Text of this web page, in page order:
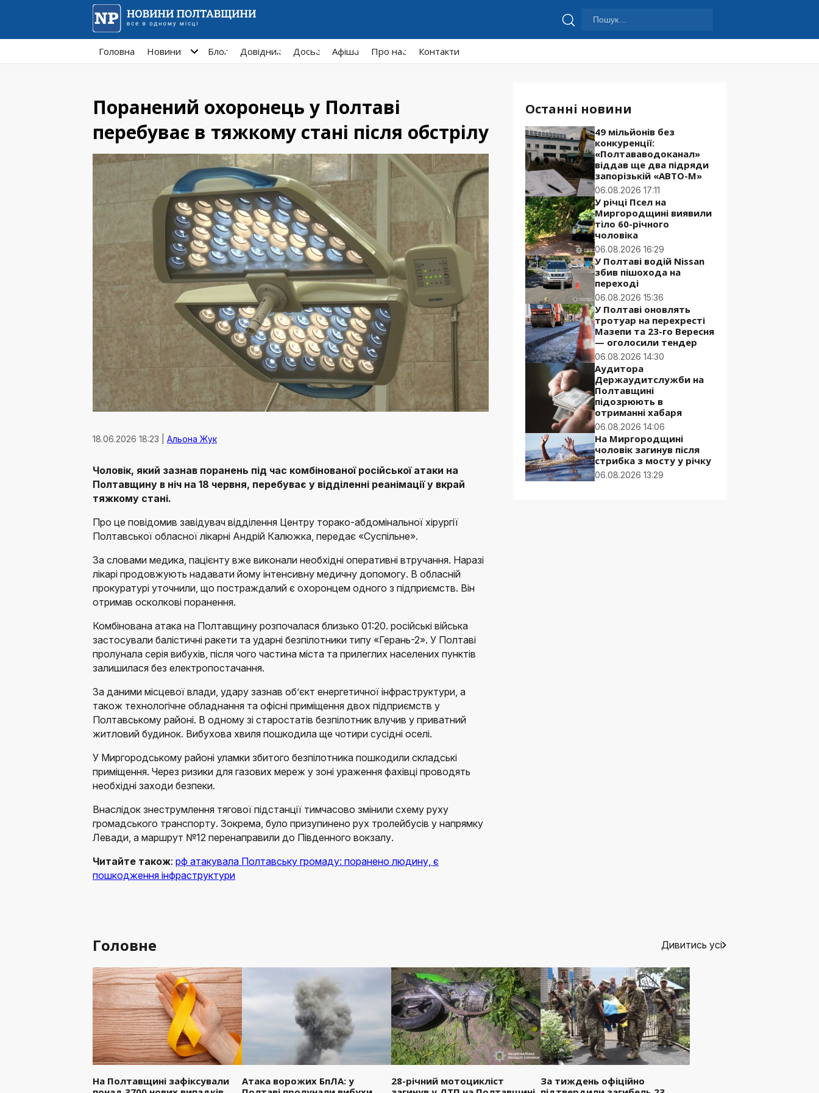
Пошук:
Головна Новини Блог Довідник Досьє Афiша Про нас Контакти
Поранений охоронець у Полтаві
перебуває в тяжкому стані після обстрілу
18.06.2026 18:23 | Альона Жук
Чоловік, який зазнав поранень під час комбінованої російської атаки на
Полтавщину в ніч на 18 червня, перебуває у відділенні реанімації у вкрай
тяжкому стані.
Про це повідомив завідувач відділення Центру торако-абдомінальної хірургії
Полтавської обласної лікарні Андрій Калюжка, передає «Суспільне».
За словами медика, пацієнту вже виконали необхідні оперативні втручання. Наразі
лікарі продовжують надавати йому інтенсивну медичну допомогу. В обласній
прокуратурі уточнили, що постраждалий є охоронцем одного з підприємств. Він
отримав осколкові поранення.
Комбінована атака на Полтавщину розпочалася близько 01:20. російські війська
застосували балістичні ракети та ударні безпілотники типу «Герань-2». У Полтаві
пролунала серія вибухів, після чого частина міста та прилеглих населених пунктів
залишилася без електропостачання.
За даними місцевої влади, удару зазнав об’єкт енергетичної інфраструктури, а
також технологічне обладнання та офісні приміщення двох підприємств у
Полтавському районі. В одному зі старостатів безпілотник влучив у приватний
житловий будинок. Вибухова хвиля пошкодила ще чотири сусідні оселі.
У Миргородському районі уламки збитого безпілотника пошкодили складські
приміщення. Через ризики для газових мереж у зоні ураження фахівці проводять
необхідні заходи безпеки.
Внаслідок знеструмлення тягової підстанції тимчасово змінили схему руху
громадського транспорту. Зокрема, було призупинено рух тролейбусів у напрямку
Левади, а маршрут №12 перенаправили до Південного вокзалу.
Читайте також: рф атакувала Полтавську громаду: поранено людину, є
пошкодження інфраструктури
Останні новини
49 мільйонів без
конкуренції:
«Полтававодоканал»
віддав ще два підряди
запорізькій «АВТО-М»
06.08.2026 17:11
У річці Псел на
Миргородщині виявили
тіло 60-річного
чоловіка
06.08.2026 16:29
У Полтаві водій Nissan
збив пішохода на
переході
06.08.2026 15:36
У Полтаві оновлять
тротуар на перехресті
Мазепи та 23-го Вересня
— оголосили тендер
06.08.2026 14:30
Аудитора
Держаудитслужби на
Полтавщині
підозрюють в
отриманні хабаря
06.08.2026 14:06
На Миргородщині
чоловік загинув після
стрибка з мосту у річку
06.08.2026 13:29
Головне Дивитись усі
На Полтавщині зафіксували
Атака ворожих БпЛА: у
28-річний мотоцикліст
За тиждень офіційно